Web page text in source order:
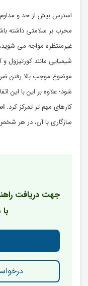
استرس بیش از حد و مداوم
مخرب بر سلامتی داشته
غیرمنتظره مواجه می
شیمیایی مانند کورتیزول
موضوع موجب بالا رفتن
شود؛ علاوه بر این با این
کارهای مهم تر تمرکز کرد.
سازگاری با آن، در هر
جهت دریافت